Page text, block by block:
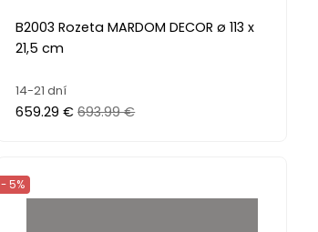
B2003 Rozeta MARDOM DECOR ø 113 x
21,5 cm
14-21 dní
659.29 € 693.99 €
- 5%